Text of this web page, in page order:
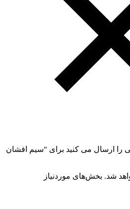
را ارسال می کنید برای “سیم افشان
شد. بخش‌های موردنیاز